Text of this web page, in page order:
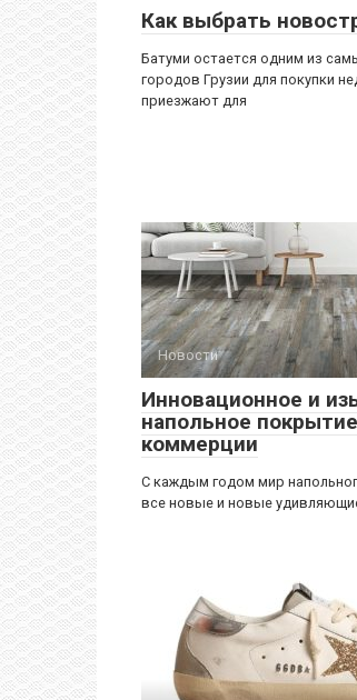
Как выбрать
Батуми остается одним из
городов Грузии для покупки
приезжают для
Новости
Инновационное и
напольное
коммерции
С каждым годом мир
все новые и новые